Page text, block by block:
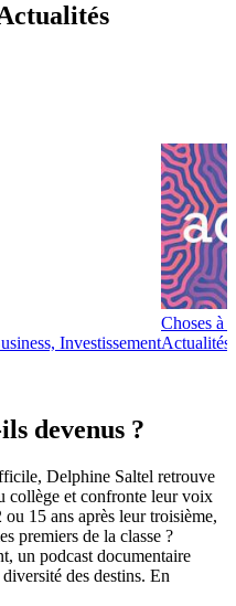
Investissement
Choses à
Actualités
devenus ?
Delphine Saltel retrouve
collège et confronte leur voix
15 ans après leur troisième,
premiers de la classe ?
un podcast documentaire
des destins. En